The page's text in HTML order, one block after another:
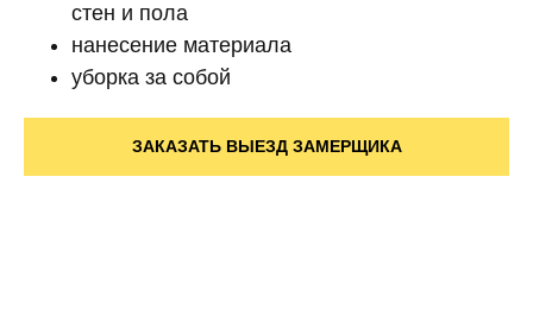
стен и пола
нанесение материала
уборка за собой
ЗАКАЗАТЬ ВЫЕЗД ЗАМЕРЩИКА